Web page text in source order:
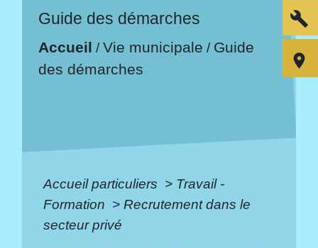
Guide des démarches
Accueil /Vie municipale / Guide
des démarches
Accueil particuliers > Travail -
Formation > Recrutement dans le
secteur privé
build
room